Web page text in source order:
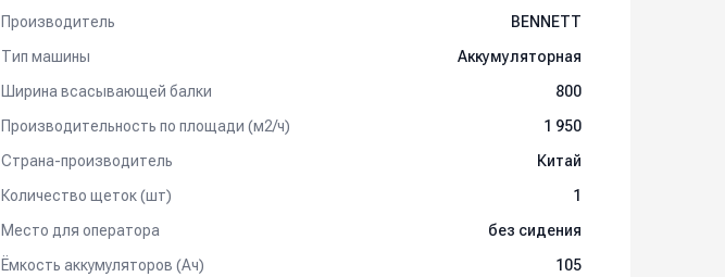
Производитель
BENNETT
Тип машины
Аккумуляторная
Ширина всасывающей балки
800
Производительность по площади (м2/ч)
1 950
Страна-производитель
Китай
Количество щеток (шт)
1
Место для оператора
без сидения
Ёмкость аккумуляторов (Ач) 105